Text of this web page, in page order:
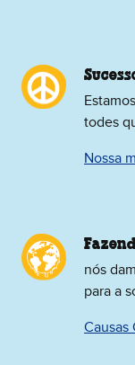
todes
Nossa
nós
para a
Causas